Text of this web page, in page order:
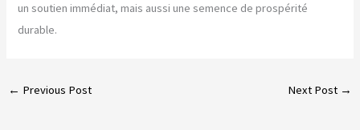
un soutien immédiat, mais aussi une semence de prospérité
durable.
← Previous Post Next Post →